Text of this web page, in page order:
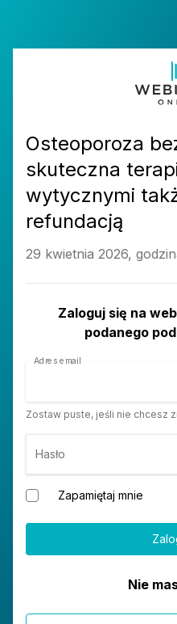
Osteoporoza
skuteczna
wytycznymi
refundacją
29 kwietnia 2026,
Zaloguj się na
podanego
Adres email
Zostaw puste, jeśli nie chcesz
Hasło
Zapamiętaj mnie
Nie